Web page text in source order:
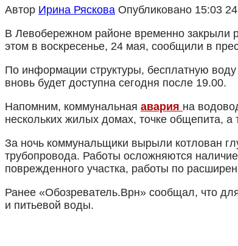
Автор Ирина Ряскова Опубликовано 15:03
В Левобережном районе временно закрыли
этом в воскресенье, 24 мая, сообщили в
По информации структуры, бесплатную
вновь будет доступна сегодня после 19.00.
Напомним, коммунальная авария на
нескольких жилых домах, точке общепита,
За ночь коммунальщики вырыли котлован
трубопровода. Работы осложняются
поврежденного участка, работы по
Ранее «Обозреватель.Врн» сообщал, что
и питьевой воды.